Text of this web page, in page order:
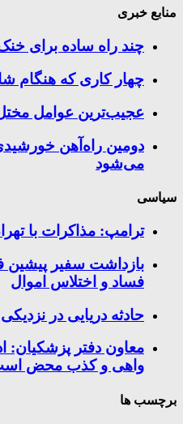
منابع خبری
چند راه‌ ساده برای
چهار کاری که هنگام
عجیب‌ترین عوامل
دومین راه‌آهن
می‌شود
سیاسی
ترامپ: مذاکرات با
بازداشت سفیر پیشین
فساد و اختلاس اموال
حادثه دریایی در
معاون دفتر پزشکیان:
واهی و کذب محض
برچسب ها